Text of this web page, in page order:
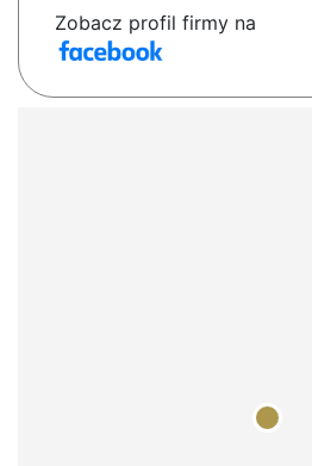
Zobacz profil firmy na